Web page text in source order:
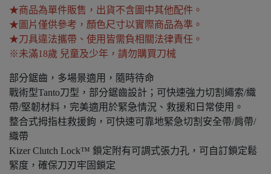
★商品為單件販售，出貨不含圖中其他配件。
★圖片僅供參考，顏色尺寸以實際商品為準。
★刀具違法攜帶、使用皆需負相關法律責任。
※未滿18歲 兒童及少年，請勿購買刀械
部分鋸齒，多場景適用，隨時待命
戰術型Tanto刀型，部分鋸齒設計；可快速強力切割繩索/織
帶/堅韌材料，完美適用於緊急情況、救援和日常使用。
整合式拇指柱救援鉤，可快速可靠地緊急切割安全帶/肩帶/
織帶
Kizer Clutch Lock™ 鎖定附有可調式張力孔，可自訂鎖定鬆
緊度，確保刀刃牢固鎖定